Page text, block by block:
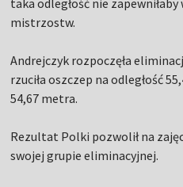
taka odległość nie
mistrzostw.
Andrejczyk rozpoczęła
rzuciła oszczep na odległość
54,67 metra.
Rezultat Polki pozwolił na
swojej grupie eliminacyjnej.